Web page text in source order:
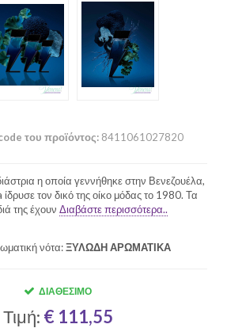
του προϊόντος:8411061027820
η οποία γεννήθηκε στην Βενεζουέλα,
τον δικό της οίκο μόδας το 1980. Τα
της έχουν Διαβάστε περισσότερα..
νότα:ΞΥΛΩΔΗ ΑΡΩΜΑΤΙΚΑ
ΔΙΑΘΈΣΙΜΟ
Τιμή: € 111,55